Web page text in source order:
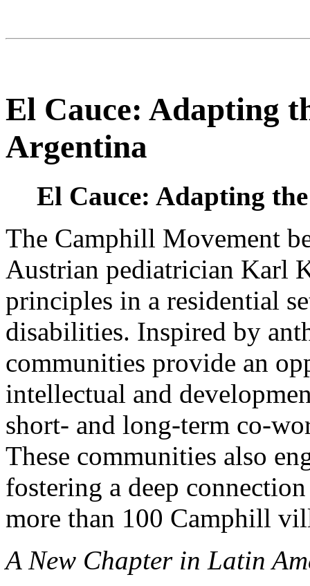
El Cauce: Adapting
Argentina
El Cauce: Adapting
The Camphill Movement
Austrian pediatrician Karl
principles in a residential
disabilities. Inspired by
communities provide an
intellectual and
short- and long-term co-
These communities also
fostering a deep
more than 100 Camphill
A New Chapter in Latin